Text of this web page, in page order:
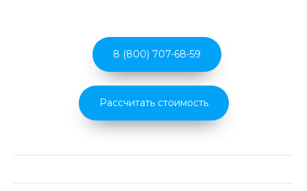
8 (800) 707-68-59
Рассчитать стоимость